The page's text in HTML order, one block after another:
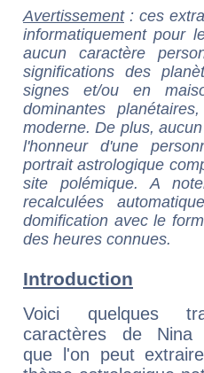
Avertissement: ces
informatiquement pour
aucun caractère
significations des
signes et/ou en
dominantes
moderne. De plus,
l'honneur d'une
portrait astrologique
site polémique. A
recalculées
domification avec le
des heures connues.
Introduction
Voici quelques
caractères de Nina
que l'on peut